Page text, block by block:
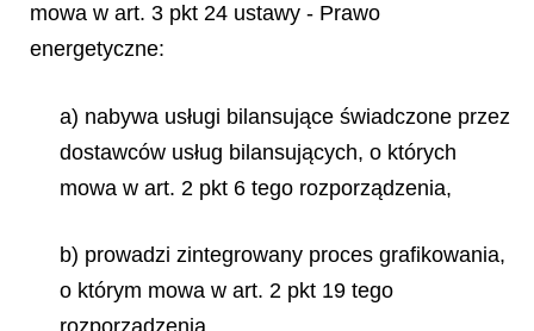
mowa w art. 3 pkt 24 ustawy - Prawo
energetyczne:
a) nabywa usługi bilansujące świadczone przez
dostawców usług bilansujących, o których
mowa w art. 2 pkt 6 tego rozporządzenia,
b) prowadzi zintegrowany proces grafikowania,
o którym mowa w art. 2 pkt 19 tego
rozporządzenia,